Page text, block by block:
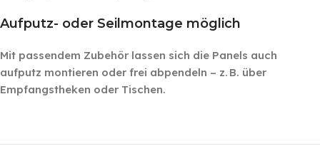
Aufputz- oder Seilmontage möglich
Mit passendem Zubehör lassen sich die Panels auch
aufputz montieren oder frei abpendeln – z. B. über
Empfangstheken oder Tischen.